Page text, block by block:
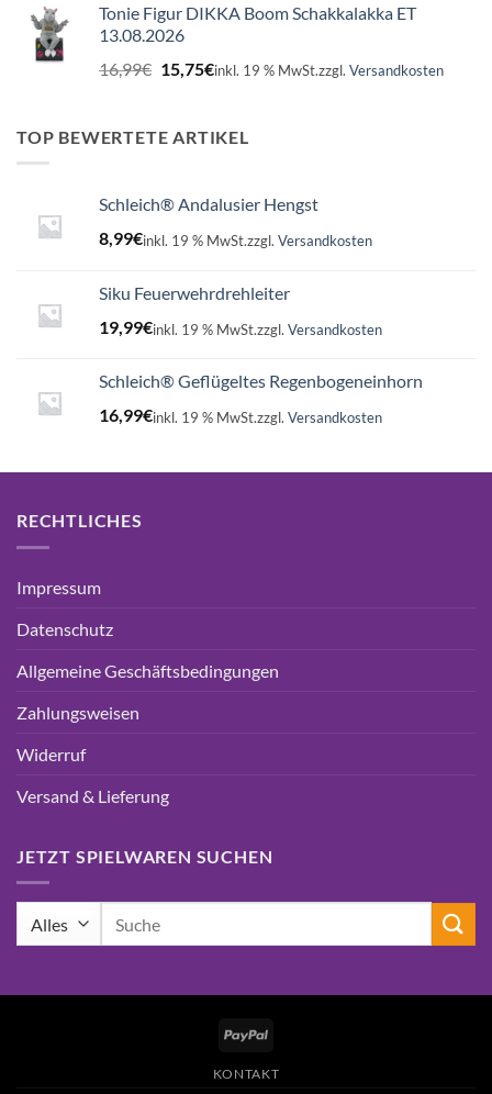
Tonie Figur DIKKA Boom Schakkalakka ET
13.08.2026
16,99€ Ursprünglicher
Preis
16,99€
15,75€Aktueller
15,75€.
inkl. 19 % MwSt.zzgl. Versandkosten
TOP BEWERTETE ARTIKEL
Schleich® Andalusier Hengst
8,99€inkl. 19 % MwSt.zzgl. Versandkosten
Siku Feuerwehrdrehleiter
19,99€inkl. 19 % MwSt.zzgl. Versandkosten
Schleich® Geflügeltes Regenbogeneinhorn
16,99€inkl. 19 % MwSt.zzgl. Versandkosten
RECHTLICHES
Impressum
Datenschutz
Allgemeine Geschäftsbedingungen
Zahlungsweisen
Widerruf
Versand & Lieferung
JETZT SPIELWAREN SUCHEN
PayPal
KONTAKT